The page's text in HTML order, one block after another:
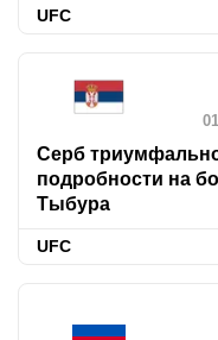
UFC
Серб
подробности на
Тыбура
UFC